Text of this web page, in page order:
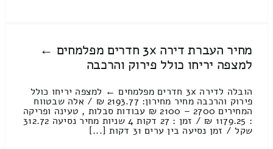
מחיר העברת דירה 3x חדרים מפלמחים ←
למצפה יריחו כולל פירוק והרכבה
הובלה לדירה 3x חדרים מפלמחים ← למצפה יריחו כולל
פירוק והרכבה מחיר מחירון: 2193.77 ₪ / אלה שבטווח
המחירים 2700 – 2100 ₪ עבודות סבלות , טעינה ופריקה
: 1179.25 ₪ / זמן : 27 דקות 4 שניות מחיר נסיעה 312.72
שקל / זמן נסיעה בין ערים 31 דקות [...]